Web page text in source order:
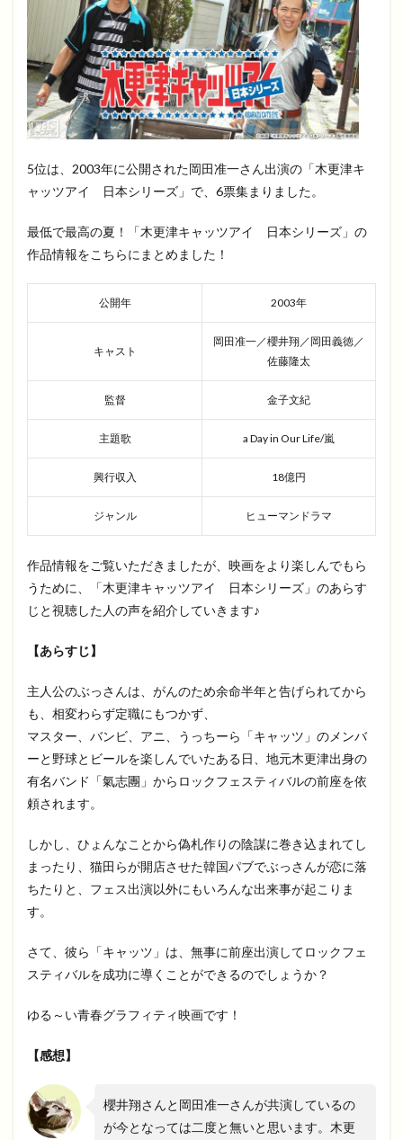
5位は、2003年に公開された岡田准一さん出演の「木更津キ
ャッツアイ 日本シリーズ」で、6票集まりました。
最低で最高の夏！「木更津キャッツアイ 日本シリーズ」の
作品情報をこちらにまとめました！
公開年 2003年
キャスト
岡田准一／櫻井翔／岡田義徳／
佐藤隆太
監督 金子文紀
主題歌 a Day in Our Life/嵐
興行収入 ‎18億円
ジャンル ヒューマンドラマ
作品情報をご覧いただきましたが、映画をより楽しんでもら
うために、「木更津キャッツアイ 日本シリーズ」のあらす
じと視聴した人の声を紹介していきます♪
【あらすじ】
主人公のぶっさんは、がんのため余命半年と告げられてから
も、相変わらず定職にもつかず、
マスター、バンビ、アニ、うっちーら「キャッツ」のメンバ
ーと野球とビールを楽しんでいたある日、地元木更津出身の
有名バンド「氣志團」からロックフェスティバルの前座を依
頼されます。
しかし、ひょんなことから偽札作りの陰謀に巻き込まれてし
まったり、猫田らが開店させた韓国パブでぶっさんが恋に落
ちたりと、フェス出演以外にもいろんな出来事が起こりま
す。
さて、彼ら「キャッツ」は、無事に前座出演してロックフェ
スティバルを成功に導くことができるのでしょうか？
ゆる～い青春グラフィティ映画です！
【感想】
櫻井翔さんと岡田准一さんが共演しているの
が今となっては二度と無いと思います。木更